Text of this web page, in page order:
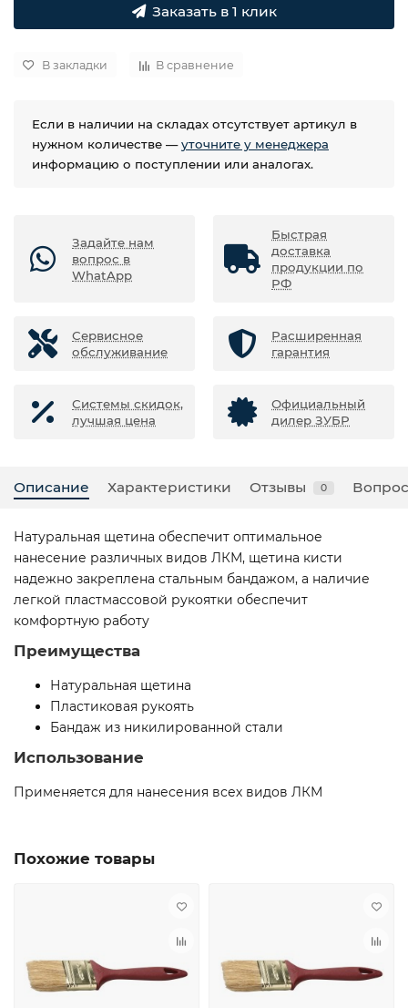
Заказать в 1 клик
В закладки В сравнение
Если в наличии на складах отсутствует артикул в
нужном количестве —уточните у менеджера
информацию о поступлении или аналогах.
Задайте нам
вопрос в
WhatApp
Быстрая
доставка
продукции по
РФ
Сервисное
обслуживание
Расширенная
гарантия
Системы скидок,
лучшая цена
Официальный
дилер ЗУБР
Описание Характеристики Отзывы 0
Натуральная щетина обеспечит оптимальное
нанесение различных видов ЛКМ, щетина кисти
надежно закреплена стальным бандажом, а наличие
легкой пластмассовой рукоятки обеспечит
комфортную работу
Преимущества
Натуральная щетина
Пластиковая рукоять
Бандаж из никилированной стали
Использование
Применяется для нанесения всех видов ЛКМ
Похожие товары